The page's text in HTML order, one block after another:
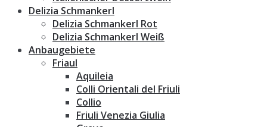
Delizia Schmankerl
Delizia Schmankerl Rot
Delizia Schmankerl Weiß
Anbaugebiete
Friaul
Aquileia
Colli Orientali del Friuli
Collio
Friuli Venezia Giulia